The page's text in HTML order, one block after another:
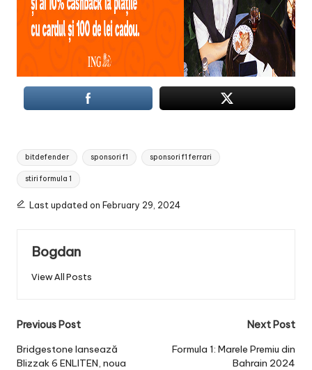
Tags:
bitdefender sponsori f1 sponsori f1 ferrari
stiri formula 1
Last updated on February 29, 2024
Bogdan
View All Posts
Post
navigation
Previous Post
Bridgestone lansează
Blizzak 6 ENLITEN, noua
Next Post
Formula 1: Marele Premiu din
Bahrain 2024